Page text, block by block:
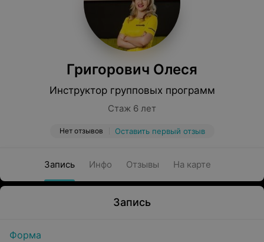
Григорович Олеся
Инструктор групповых программ
Стаж 6 лет
Нет отзывов Оставить первый отзыв
Запись Инфо Отзывы На карте
Запись
Форма